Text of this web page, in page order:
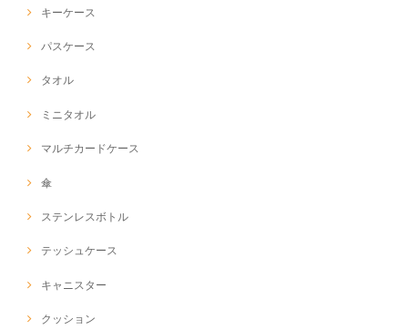
キーケース
パスケース
タオル
ミニタオル
マルチカードケース
傘
ステンレスボトル
テッシュケース
キャニスター
クッション